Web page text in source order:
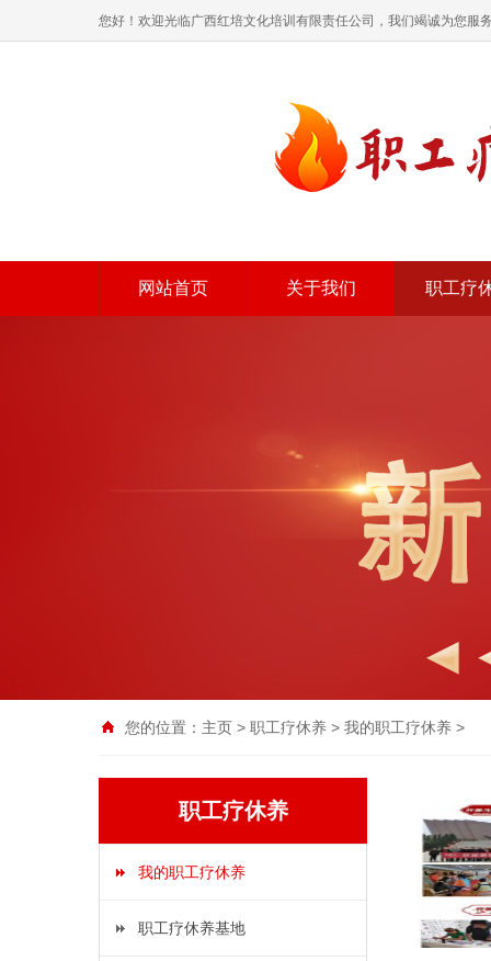
您好！欢迎光临广西红培文化培训有限责任公司，我们竭诚为您服
网站首页 关于我们 职工疗
您的位置： 主页 > 职工疗休养 > 我的职工疗休养 >
职工疗休养
我的职工疗休养
职工疗休养基地